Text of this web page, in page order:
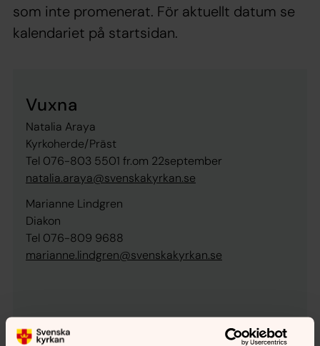
som inte promenerat. För aktuellt datum se
kalendariet på startsidan.
Vuxna
Natalia Araya
Kyrkoherde/Präst
Tel 076-803 5501 fr.om 22september
natalia.araya@svenskakyrkan.se
Marianne Lindgren
Diakon
Tel 076-809 9688
marianne.lindgren@svenskakyrkan.se